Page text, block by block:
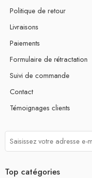
Politique de retour
Livraisons
Paiements
Formulaire de rétractation
Suivi de commande
Contact
Témoignages clients
Top catégories